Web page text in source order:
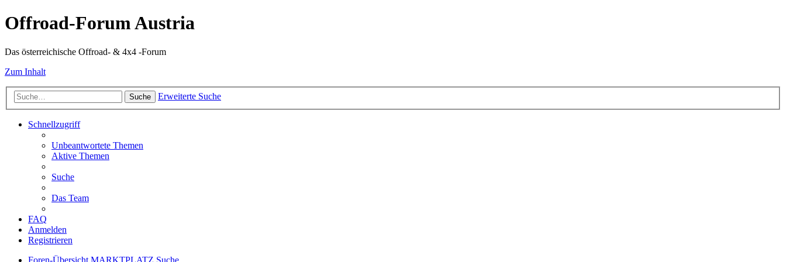
Offroad-Forum Austria
Das österreichische Offroad- & 4x4 -Forum
Zum Inhalt
Suche Erweiterte Suche
Schnellzugriff
Unbeantwortete Themen
Aktive Themen
Suche
Das Team
FAQ
Anmelden
Registrieren